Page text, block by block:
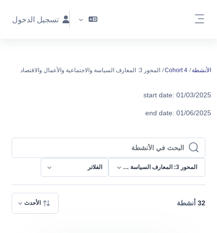
تسجيل الدخول
الأنشطة Cohort 4 المحور 3: المعارف السياسة والاجتماعية والأعمال والاقتصاد
start date: 01/03/2025
end date: 01/06/2025
البحث في الأنشطة
البحث في الأنشطة
المحور 3: المعارف السياسة والاجتماعية والأعمال والاقتصاد الفلاتر
32 أنشطة الأحدث